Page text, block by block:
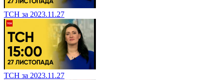
ТСН за 2023.11.27
ТСН за 2023.11.27